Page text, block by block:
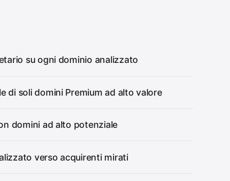
su ogni dominio analizzato
di soli domini Premium ad alto valore
domini ad alto potenziale
verso acquirenti mirati